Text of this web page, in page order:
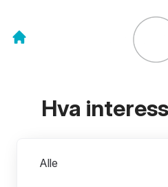
Hva
Alle